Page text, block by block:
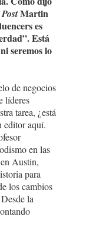
Martin
es
Está
seremos lo
de negocios
líderes
tarea, ¿está
editor aquí.
en las
Austin,
para
los cambios
la